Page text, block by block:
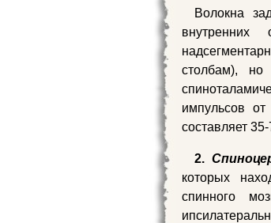
Волокна
столбам), но
импульсов
составляет
2.
которых
спинного